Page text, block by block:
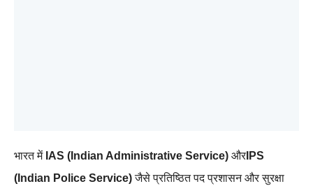
भारत में IAS (Indian Administrative Service) और IPS
(Indian Police Service)जैसे प्रतिष्ठित पद प्रशासन और सुरक्षा